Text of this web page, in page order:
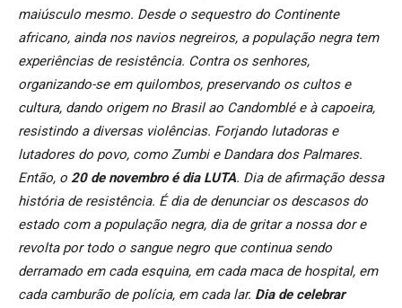
maiúsculo mesmo. Desde o sequestro do Continente
africano, ainda nos navios negreiros, a população negra tem
experiências de resistência. Contra os senhores,
organizando-se em quilombos, preservando os cultos e
cultura, dando origem no Brasil ao Candomblé e à capoeira,
resistindo a diversas violências. Forjando lutadoras e
lutadores do povo, como Zumbi e Dandara dos Palmares.
Então, o 20 de novembro é dia LUTA. Dia de afirmação dessa
história de resistência. É dia de denunciar os descasos do
estado com a população negra, dia de gritar a nossa dor e
revolta por todo o sangue negro que continua sendo
derramado em cada esquina, em cada maca de hospital, em
cada camburão de polícia, em cada lar. Dia de celebrar